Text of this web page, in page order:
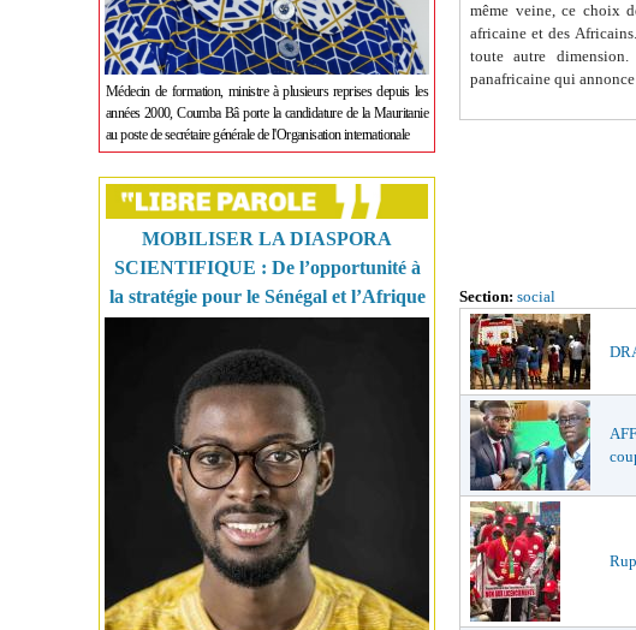
Médecin de formation, ministre à plusieurs reprises depuis les
années 2000, Coumba Bâ porte la candidature de la Mauritanie
au poste de secrétaire générale de l'Organisation internationale
MOBILISER LA DIASPORA
SCIENTIFIQUE : De l’opportunité à
la stratégie pour le Sénégal et l’Afrique
même veine, ce choix
africaine et des
toute autre
panafricaine qui
Section: social